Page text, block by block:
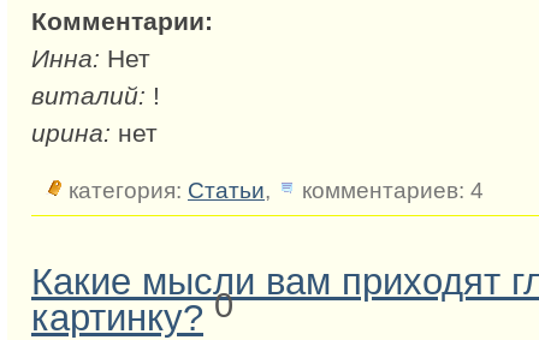
Комментарии:
Инна: Нет
виталий: !
ирина: нет
категория: Статьи, комментариев: 4
Какие мысли вам приходят
картинку? 0